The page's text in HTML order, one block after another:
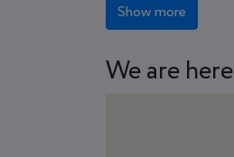
Show more
We are here